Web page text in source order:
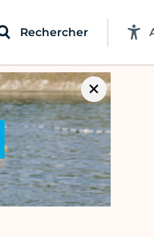
Rechercher